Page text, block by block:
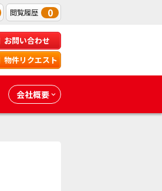
閲覧履歴 0
お問い合わせ
物件リクエスト
会社概要